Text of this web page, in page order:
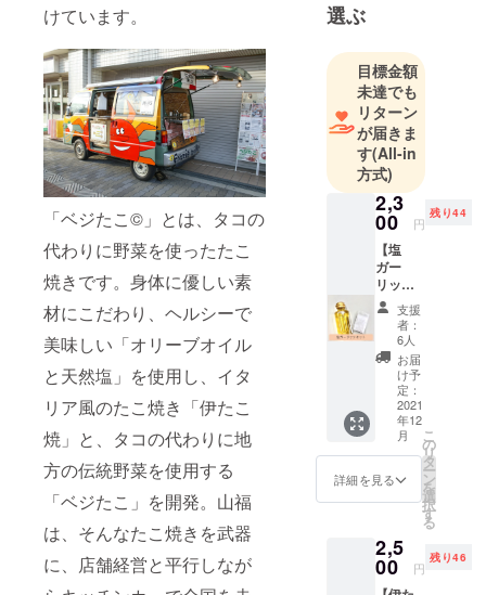
けています。
「ベジたこ©」とは、タコの
代わりに野菜を使ったたこ
焼きです。身体に優しい素
材にこだわり、ヘルシーで
美味しい「オリーブオイル
と天然塩」を使用し、イタ
リア風のたこ焼き「伊たこ
焼」と、タコの代わりに地
方の伝統野菜を使用する
「ベジたこ」を開発。山福
は、そんなたこ焼きを武器
に、店舗経営と平行しなが
選ぶ
目標金額
未達でも
リターン
が届きま
す(All-in
方式)
2,3
00 円
残り44
【塩
ガー
リック
セッ
ト】 門
外不出
のガー
リック
オイル
が遂に
あなた
のもと
へ！ 伊
たこ
焼・ベ
ジたこ
論、パ
スタ・
パン・
支援
者：
6人
お届
け予
定：
2021
年12
月
詳細を見る
こ
の
リ
タ
ー
ン
を
選
択
す
る
2,5
00 円
残り46